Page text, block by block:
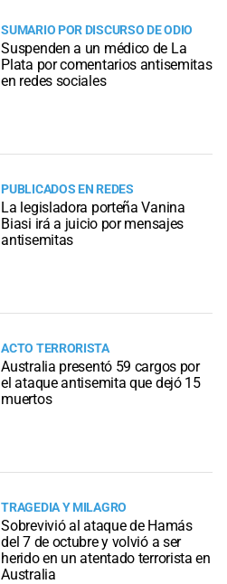
SUMARIO POR DISCURSO DE ODIO
Suspenden a un médico de La
Plata por comentarios antisemitas
en redes sociales
PUBLICADOS EN REDES
La legisladora porteña Vanina
Biasi irá a juicio por mensajes
antisemitas
ACTO TERRORISTA
Australia presentó 59 cargos por
el ataque antisemita que dejó 15
muertos
TRAGEDIA Y MILAGRO
Sobrevivió al ataque de Hamás
del 7 de octubre y volvió a ser
herido en un atentado terrorista en
Australia